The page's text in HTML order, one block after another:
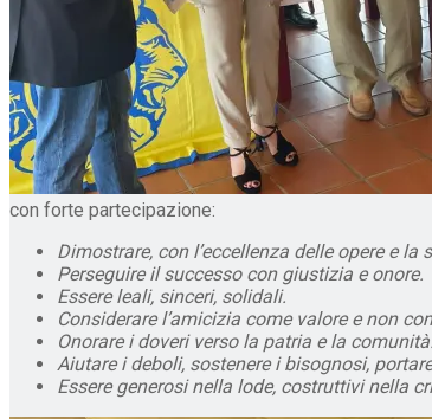
con forte partecipazione:
Dimostrare, con l’eccellenza delle opere e
Perseguire il successo con giustizia e onore.
Essere leali, sinceri, solidali.
Considerare l’amicizia come valore e non
Onorare i doveri verso la patria e la comunità.
Aiutare i deboli, sostenere i bisognosi,
Essere generosi nella lode, costruttivi nella